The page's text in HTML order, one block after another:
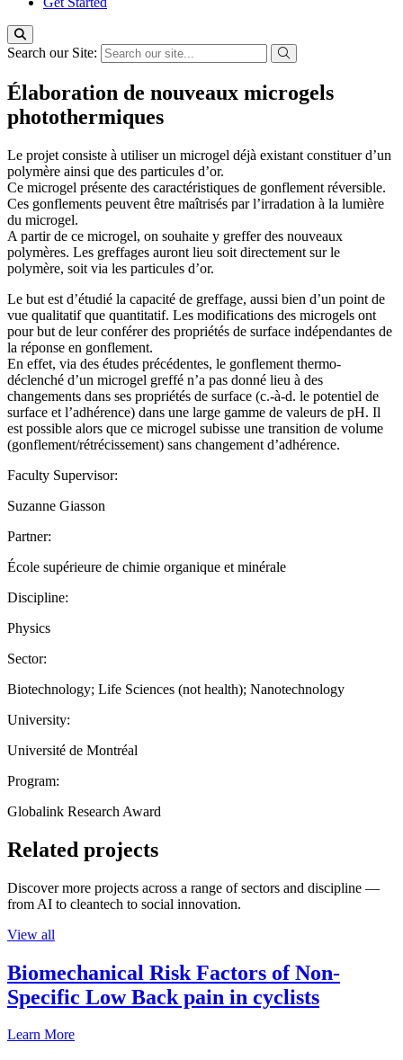
Search our Site:
Élaboration de nouveaux microgels
photothermiques
Le projet consiste à utiliser un microgel déjà existant constituer d’un
polymère ainsi que des particules d’or.
Ce microgel présente des caractéristiques de gonflement réversible.
Ces gonflements peuvent être maîtrisés par l’irradation à la lumière
du microgel.
A partir de ce microgel, on souhaite y greffer des nouveaux
polymères. Les greffages auront lieu soit directement sur le
polymère, soit via les particules d’or.
Le but est d’étudié la capacité de greffage, aussi bien d’un point de
vue qualitatif que quantitatif. Les modifications des microgels ont
pour but de leur conférer des propriétés de surface indépendantes de
la réponse en gonflement.
En effet, via des études précédentes, le gonflement thermo-
déclenché d’un microgel greffé n’a pas donné lieu à des
changements dans ses propriétés de surface (c.-à-d. le potentiel de
surface et l’adhérence) dans une large gamme de valeurs de pH. Il
est possible alors que ce microgel subisse une transition de volume
(gonflement/rétrécissement) sans changement d’adhérence.
Faculty Supervisor:
Suzanne Giasson
Partner:
École supérieure de chimie organique et minérale
Discipline:
Physics
Sector:
Biotechnology; Life Sciences (not health); Nanotechnology
University:
Université de Montréal
Program:
Globalink Research Award
Related projects
Discover more projects across a range of sectors and discipline —
from AI to cleantech to social innovation.
View all
Biomechanical Risk Factors of Non-
Specific Low Back pain in cyclists
Learn More